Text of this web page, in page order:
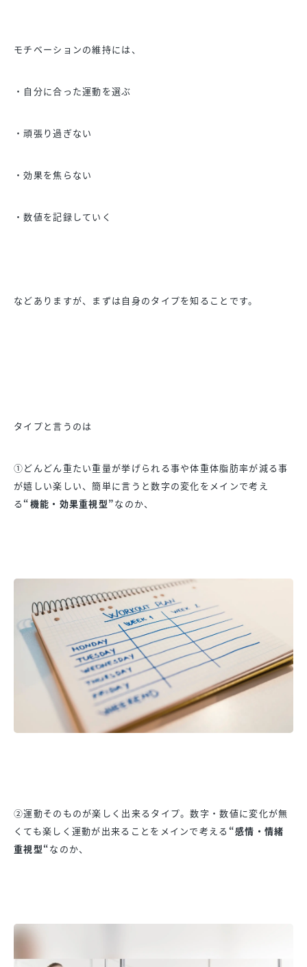
モチベーションの維持には、
・自分に合った運動を選ぶ
・頑張り過ぎない
・効果を焦らない
・数値を記録していく
などありますが、まずは自身のタイプを知ることです。
タイプと言うのは
①どんどん重たい重量が挙げられる事や体重体脂肪率が減る事
が嬉しい楽しい、簡単に言うと数字の変化をメインで考え
る“機能・ 効果重視型”なのか、
②運動そのものが楽しく出来るタイプ。数字・数値に変化が無
くても楽しく運動が出来ることをメインで考える “感情・情緒
重視型“なのか、